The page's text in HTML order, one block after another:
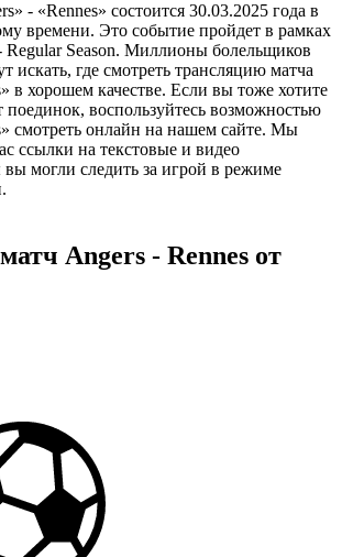
- «Rennes» состоится 30.03.2025 года в
времени. Это событие пройдет в рамках
Regular Season. Миллионы болельщиков
искать, где смотреть трансляцию матча
в хорошем качестве. Если вы тоже хотите
поединок, воспользуйтесь возможностью
смотреть онлайн на нашем сайте. Мы
ссылки на текстовые и видео
могли следить за игрой в режиме
Angers - Rennes от